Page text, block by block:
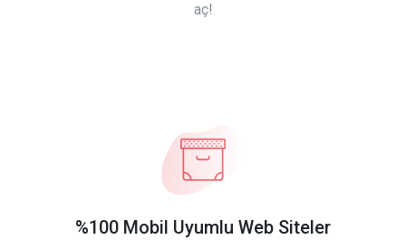
aç!
%100 Mobil Uyumlu Web Siteler